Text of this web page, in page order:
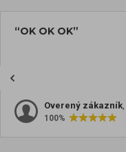
“OK OK OK”
Overený zákazník
100%